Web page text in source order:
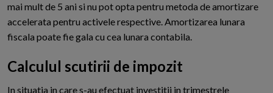
mai mult de 5 ani si nu pot opta pentru metoda de amortizare
accelerata pentru activele respective. Amortizarea lunara
fiscala poate fie gala cu cea lunara contabila.
Calculul scutirii de impozit
In situatia in care s-au efectuat investitii in trimestrele